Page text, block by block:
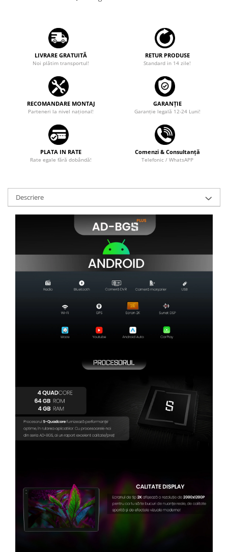
Camere marșarier auto
Camere marșarier universale
Camere Skoda
Camere Volkswagen
Camere Mercedes Benz
Camere BMW
Camere Opel
Camere Iveco
Camere Citroen
Camere Peugeot
Camere înregistrare trafic
Conectică Auto
Conectică Auto
Conectică Volkswagen
Conectică Mercedes Benz
LIVRARE GRATUITĂ
Noi plătim transportul!
RETUR PRODUSE
Standard in 14 zile!
RECOMANDARE MONTAJ
Parteneri la nivel național!
GARANȚIE
Garanţie legală 12-24 Luni!
PLATA IN RATE
Rate egale fără dobândă!
Comenzi & Consultanță
Telefonic / WhatsAPP
Descriere